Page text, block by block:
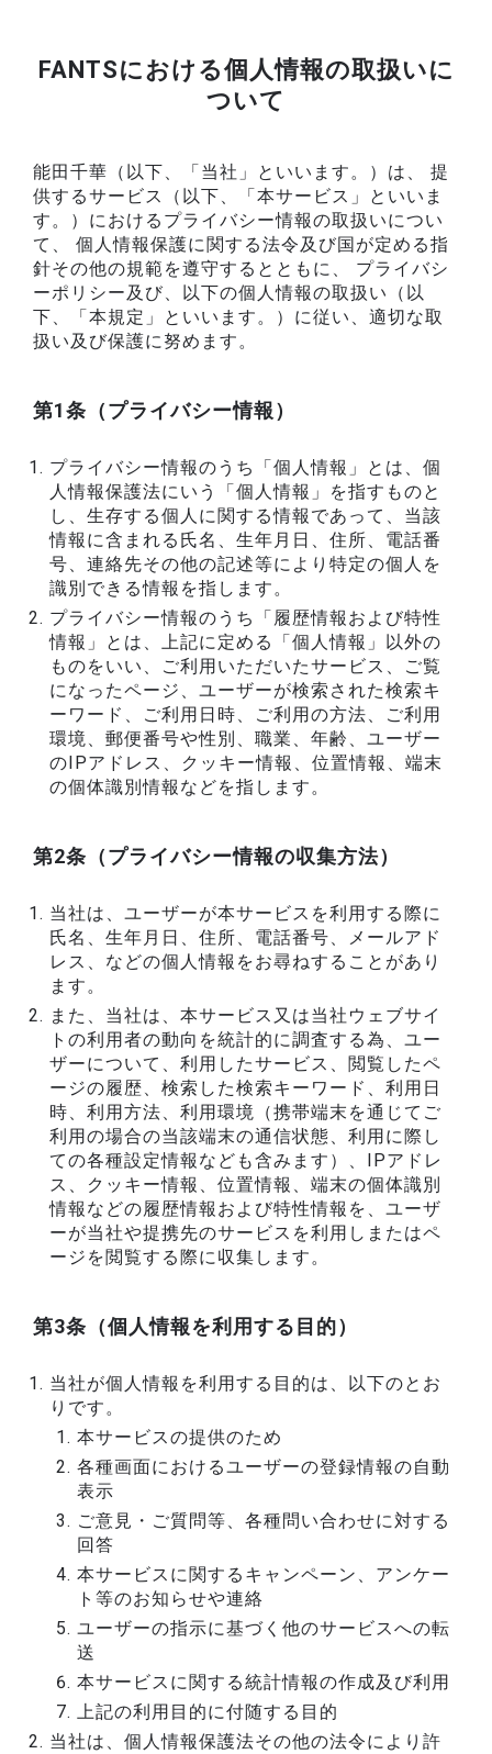
FANTSにおける個人情報の取扱いに
ついて
能田千華（以下、「当社」といいます。）は、 提
供するサービス（以下、「本サービス」といいま
す。）におけるプライバシー情報の取扱いについ
て、 個人情報保護に関する法令及び国が定める指
針その他の規範を遵守するとともに、 プライバシ
ーポリシー及び、以下の個人情報の取扱い（以
下、「本規定」といいます。）に従い、適切な取
扱い及び保護に努めます。
第1条（プライバシー情報）
プライバシー情報のうち「個人情報」とは、個
人情報保護法にいう「個人情報」を指すものと
し、生存する個人に関する情報であって、当該
情報に含まれる氏名、生年月日、住所、電話番
号、連絡先その他の記述等により特定の個人を
識別できる情報を指します。
プライバシー情報のうち「履歴情報および特性
情報」とは、上記に定める「個人情報」以外の
ものをいい、ご利用いただいたサービス、ご覧
になったページ、ユーザーが検索された検索キ
ーワード、ご利用日時、ご利用の方法、ご利用
環境、郵便番号や性別、職業、年齢、ユーザー
のIPアドレス、クッキー情報、位置情報、端末
の個体識別情報などを指します。
第2条（プライバシー情報の収集方法）
当社は、ユーザーが本サービスを利用する際に
氏名、生年月日、住所、電話番号、メールアド
レス、などの個人情報をお尋ねすることがあり
ます。
また、当社は、本サービス又は当社ウェブサイ
トの利用者の動向を統計的に調査する為、ユー
ザーについて、利用したサービス、閲覧したペ
ージの履歴、検索した検索キーワード、利用日
時、利用方法、利用環境（携帯端末を通じてご
利用の場合の当該端末の通信状態、利用に際し
ての各種設定情報なども含みます）、IPアドレ
ス、クッキー情報、位置情報、端末の個体識別
情報などの履歴情報および特性情報を、ユーザ
ーが当社や提携先のサービスを利用しまたはペ
ージを閲覧する際に収集します。
第3条（個人情報を利用する目的）
当社が個人情報を利用する目的は、以下のとお
りです。
本サービスの提供のため
各種画面におけるユーザーの登録情報の自動
表示
ご意見・ご質問等、各種問い合わせに対する
回答
本サービスに関するキャンペーン、アンケー
ト等のお知らせや連絡
ユーザーの指示に基づく他のサービスへの転
送
本サービスに関する統計情報の作成及び利用
上記の利用目的に付随する目的
当社は、個人情報保護法その他の法令により許